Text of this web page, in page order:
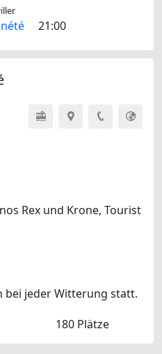
21:00
Rex und Krone, Tourist
jeder Witterung statt.
180 Plätze